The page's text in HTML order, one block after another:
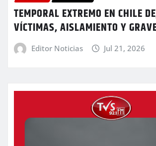
TEMPORAL EXTREMO EN CHILE
VÍCTIMAS, AISLAMIENTO Y
Editor Noticias Jul 21, 2026